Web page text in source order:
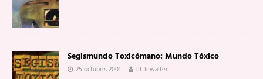
Segismundo Toxicómano: Mundo Tóxico
25 octubre, 2001 littlewalter